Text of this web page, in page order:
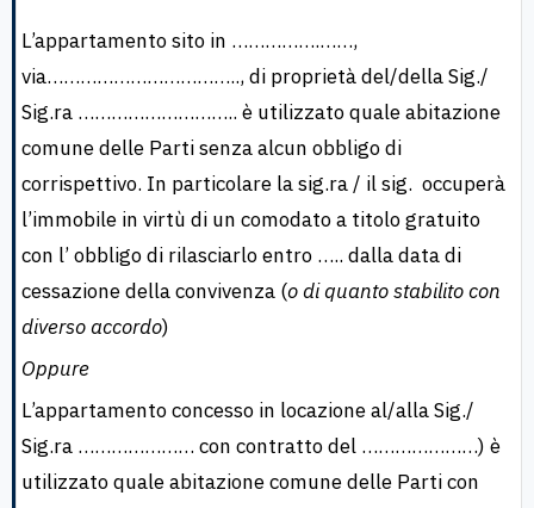
L’appartamento sito in …………….……,
via…………………………….., di proprietà del/della Sig./
Sig.ra ……………………….. è utilizzato quale abitazione
comune delle Parti senza alcun obbligo di
corrispettivo. In particolare la sig.ra / il sig. occuperà
l’immobile in virtù di un comodato a titolo gratuito
con l’ obbligo di rilasciarlo entro ….. dalla data di
cessazione della convivenza (o di quanto stabilito con
diverso accordo)
Oppure
L’appartamento concesso in locazione al/alla Sig./
Sig.ra ………………… con contratto del …………………) è
utilizzato quale abitazione comune delle Parti con